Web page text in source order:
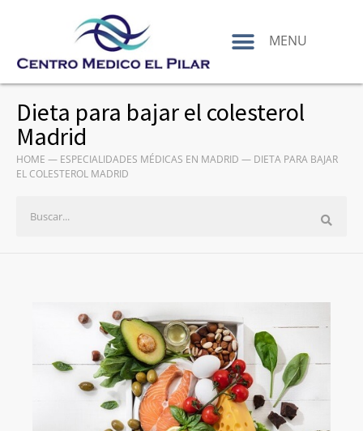
MENU
Dieta para bajar el colesterol
Madrid
HOME — ESPECIALIDADES MÉDICAS EN MADRID — DIETA PARA BAJAR
EL COLESTEROL MADRID